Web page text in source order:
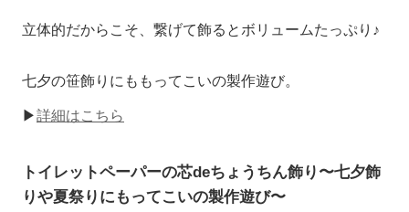
立体的だからこそ、繋げて飾るとボリュームたっぷり♪
七夕の笹飾りにももってこいの製作遊び。
▶詳細はこちら
トイレットペーパーの芯deちょうちん飾り〜七夕飾
りや夏祭りにもってこいの製作遊び〜